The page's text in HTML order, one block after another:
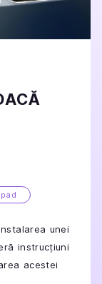
unei
instrucțiuni
acestei